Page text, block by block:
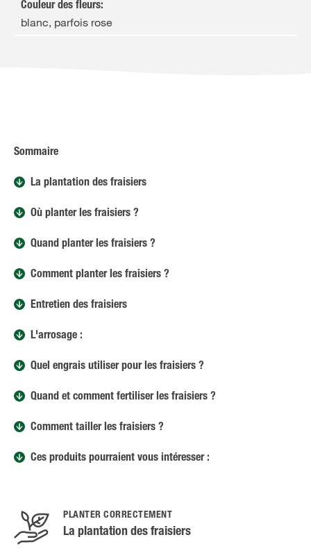
Couleur des fleurs:
blanc, parfois rose
Sommaire
La plantation des fraisiers
Où planter les fraisiers ?
Quand planter les fraisiers ?
Comment planter les fraisiers ?
Entretien des fraisiers
L'arrosage :
Quel engrais utiliser pour les fraisiers ?
Quand et comment fertiliser les fraisiers ?
Comment tailler les fraisiers ?
Ces produits pourraient vous intéresser :
PLANTER CORRECTEMENT
La plantation des fraisiers